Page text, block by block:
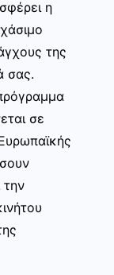
η
της
σας.
σε
την